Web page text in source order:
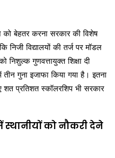
को बेहतर करना सरकार की विशेष
निजी विद्यालयों की तर्ज पर मॉडल
गुणवत्तायुक्त शिक्षा दी
तीन गुना इजाफा किया गया है। इतना
शत प्रतिशत स्कॉलरशिप भी सरकार
में स्थानीयों को नौकरी देने